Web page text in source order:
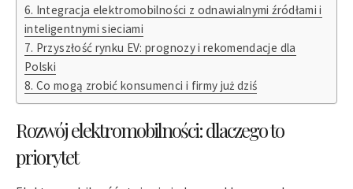
Integracja elektromobilności z odnawialnymi źródłami i
inteligentnymi sieciami
Przyszłość rynku EV: prognozy i rekomendacje dla
Polski
Co mogą zrobić konsumenci i firmy już dziś
Rozwój elektromobilności: dlaczego to
priorytet